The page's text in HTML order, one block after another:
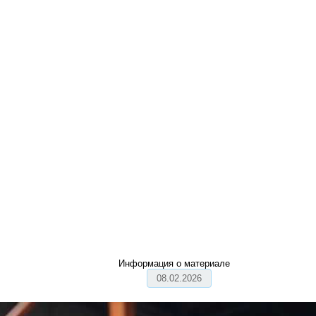
Информация о материале
08.02.2026